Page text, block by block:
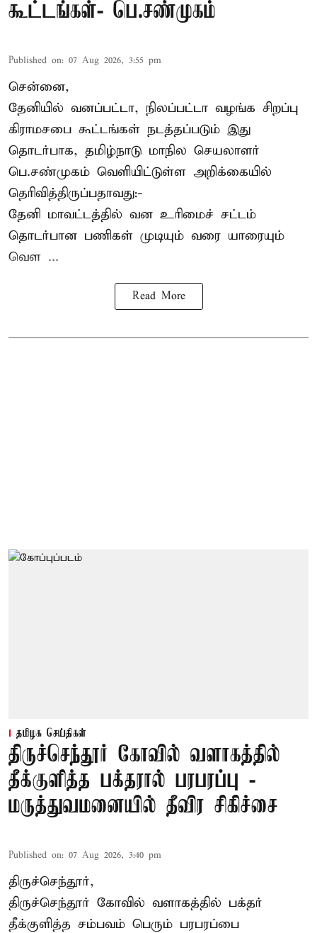
கூட்டங்கள்- பெ.சண்முகம்
Published on: 07 Aug 2026, 3:55 pm
சென்னை,
தேனியில் வனப்பட்டா, நிலப்பட்டா வழங்க சிறப்பு
கிராமசபை கூட்டங்கள் நடத்தப்படும் இது
தொடர்பாக, தமிழ்நாடு மாநில செயலாளர்
பெ.சண்முகம் வெளியிட்டுள்ள அறிக்கையில்
தெரிவித்திருப்பதாவது:-
தேனி மாவட்டத்தில் வன உரிமைச் சட்டம்
தொடர்பான பணிகள் முடியும் வரை யாரையும்
வெள ...
Read More
தமிழக செய்திகள்
திருச்செந்தூர் கோவில் வளாகத்தில்
தீக்குளித்த பக்தரால் பரபரப்பு -
மருத்துவமனையில் தீவிர சிகிச்சை
Published on: 07 Aug 2026, 3:40 pm
திருச்செந்தூர்,
திருச்செந்தூர் கோவில் வளாகத்தில் பக்தர்
தீக்குளித்த சம்பவம் பெரும் பரபரப்பை